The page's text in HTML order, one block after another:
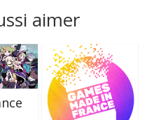
aimer